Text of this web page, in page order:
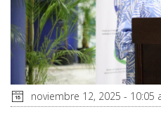
noviembre 12, 2025 - 10:05